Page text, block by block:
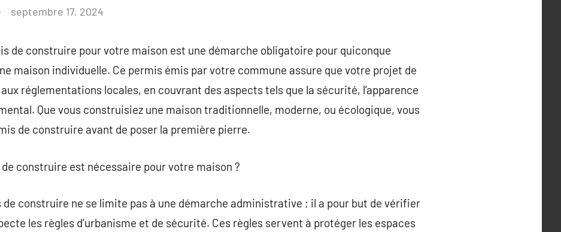
septembre 17, 2024
de construire pour votre maison est une démarche obligatoire pour quiconque
maison individuelle. Ce permis émis par votre commune assure que votre projet de
réglementations locales, en couvrant des aspects tels que la sécurité, l’apparence
Que vous construisiez une maison traditionnelle, moderne, ou écologique, vous
de construire avant de poser la première pierre.
de construire est nécessaire pour votre maison ?
de construire ne se limite pas à une démarche administrative ; il a pour but de vérifier
les règles d’urbanisme et de sécurité. Ces règles servent à protéger les espaces